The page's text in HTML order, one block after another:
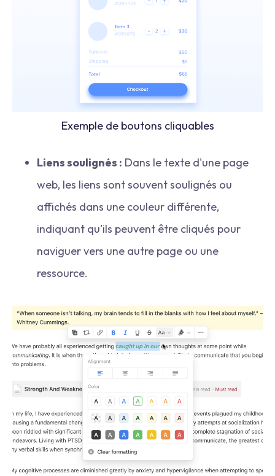
Exemple de boutons cliquables
Liens soulignés : Dans le texte d'une page
web, les liens sont souvent soulignés ou
affichés dans une couleur différente,
indiquant qu'ils peuvent être cliqués pour
naviguer vers une autre page ou une
ressource.